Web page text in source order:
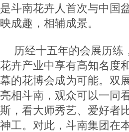
是斗南花卉人首次与中国
映成趣，相辅成景。
历经十五年的会展历练
花卉产业中享有高知名度
幕的花博会成为可能。双
亮相斗南，观众可以一同
斯，看大师秀艺、爱好者
神工。对此，斗南集团在